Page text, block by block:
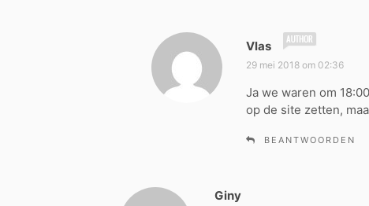
Vlas
c
r
e
f
29 mei 2018 om 02:36
Ja we waren om
op de site zetten,
BEANTWOORDEN
Giny